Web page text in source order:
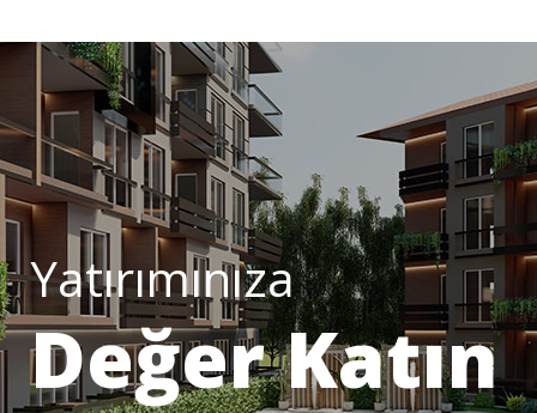
Yatırımınıza
Değer Katın